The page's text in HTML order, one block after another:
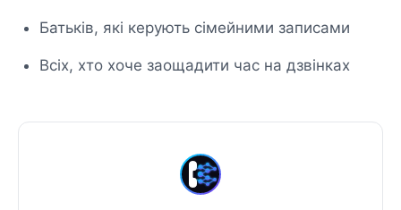
Батьків, які керують сімейними записами
Всіх, хто хоче заощадити час на дзвінках